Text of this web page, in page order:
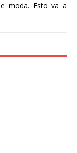
moda. Esto va a